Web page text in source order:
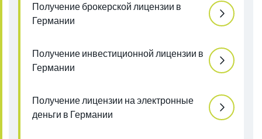
Получение брокерской лицензии в
Германии
Получение инвестиционной лицензии в
Германии
Получение лицензии на электронные
деньги в Германии